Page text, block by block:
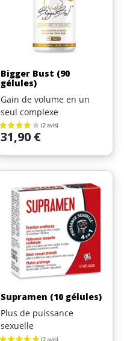
Bigger Bust (90
gélules)
Gain de volume en un
seul complexe
Prix
31,90 €
Supramen (10 gélules)
Plus de puissance
sexuelle